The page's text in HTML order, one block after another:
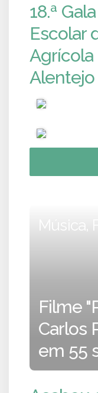
18.ª
Escolar
Alentejo
Música,
Filme
Carlos
em 55